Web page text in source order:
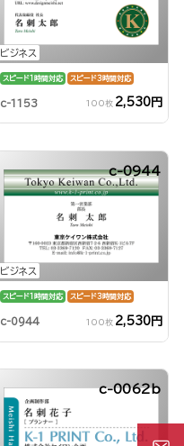
ビジネス
スピード1時間対応 スピード3時間対応
c-1153 100枚 2,530円
ビジネス
c-0944
スピード1時間対応 スピード3時間対応
c-0944 100枚 2,530円
c-0062b